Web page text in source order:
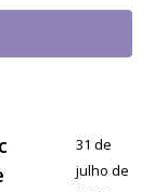
31 de
julho de